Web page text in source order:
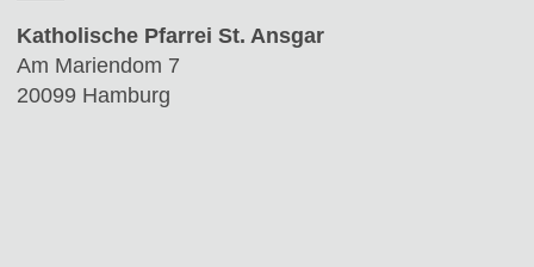
Katholische Pfarrei St. Ansgar
Am Mariendom 7
20099 Hamburg